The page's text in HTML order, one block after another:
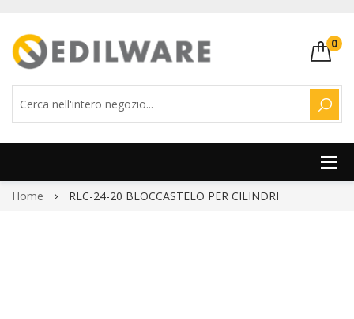
0
Salta
Home RLC-24-20 BLOCCASTELO PER CILINDRI